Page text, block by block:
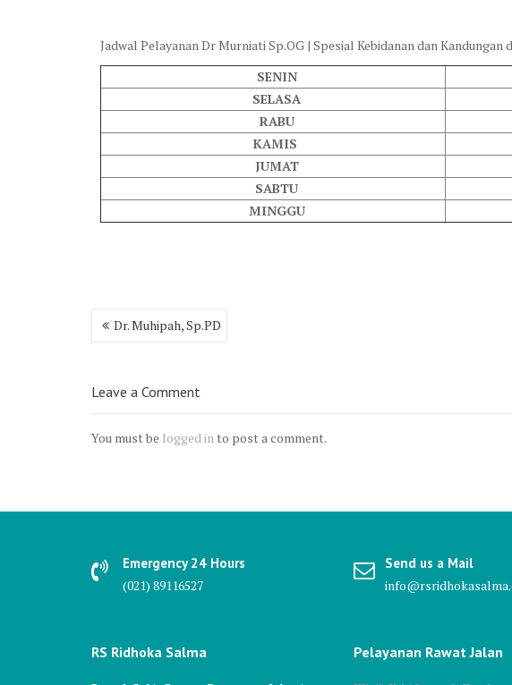
Jadwal Pelayanan Dr Murniati Sp.OG | Spesial Kebidanan dan Kandungan
SENIN
SELASA
RABU
KAMIS
JUMAT
SABTU
MINGGU
Post
navigation
Dr. Muhipah, Sp.PD
Leave a Comment
You must be logged into post a comment.
Emergency 24 Hours
(021) 89116527
Send us a Mail
RS Ridhoka Salma Pelayanan Rawat Jalan